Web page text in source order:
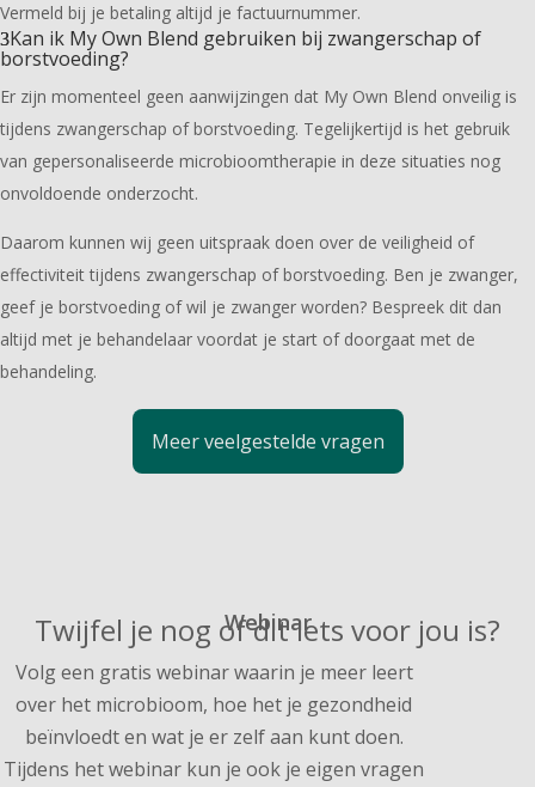
Vermeld bij je betaling altijd je factuurnummer.
Kan ik My Own Blend gebruiken bij zwangerschap of
borstvoeding?
Er zijn momenteel geen aanwijzingen dat My Own Blend onveilig is
tijdens zwangerschap of borstvoeding. Tegelijkertijd is het gebruik
van gepersonaliseerde microbioomtherapie in deze situaties nog
onvoldoende onderzocht.
Daarom kunnen wij geen uitspraak doen over de veiligheid of
effectiviteit tijdens zwangerschap of borstvoeding. Ben je zwanger,
geef je borstvoeding of wil je zwanger worden? Bespreek dit dan
altijd met je behandelaar voordat je start of doorgaat met de
behandeling.
Meer veelgestelde vragen
Webinar
Twijfel je nog of dit iets voor jou is?
Volg een gratis webinar waarin je meer leert
over het microbioom, hoe het je gezondheid
beïnvloedt en wat je er zelf aan kunt doen.
Tijdens het webinar kun je ook je eigen vragen